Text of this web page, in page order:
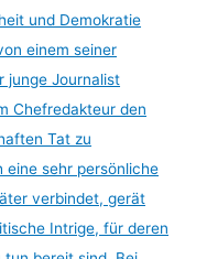
und Demokratie
einem seiner
junge Journalist
Chefredakteur den
Tat zu
eine sehr persönliche
verbindet, gerät
Intrige, für deren